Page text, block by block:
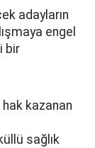
adayların
engel
bir
kazanan
sağlık